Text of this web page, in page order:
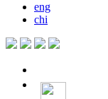
eng
chi